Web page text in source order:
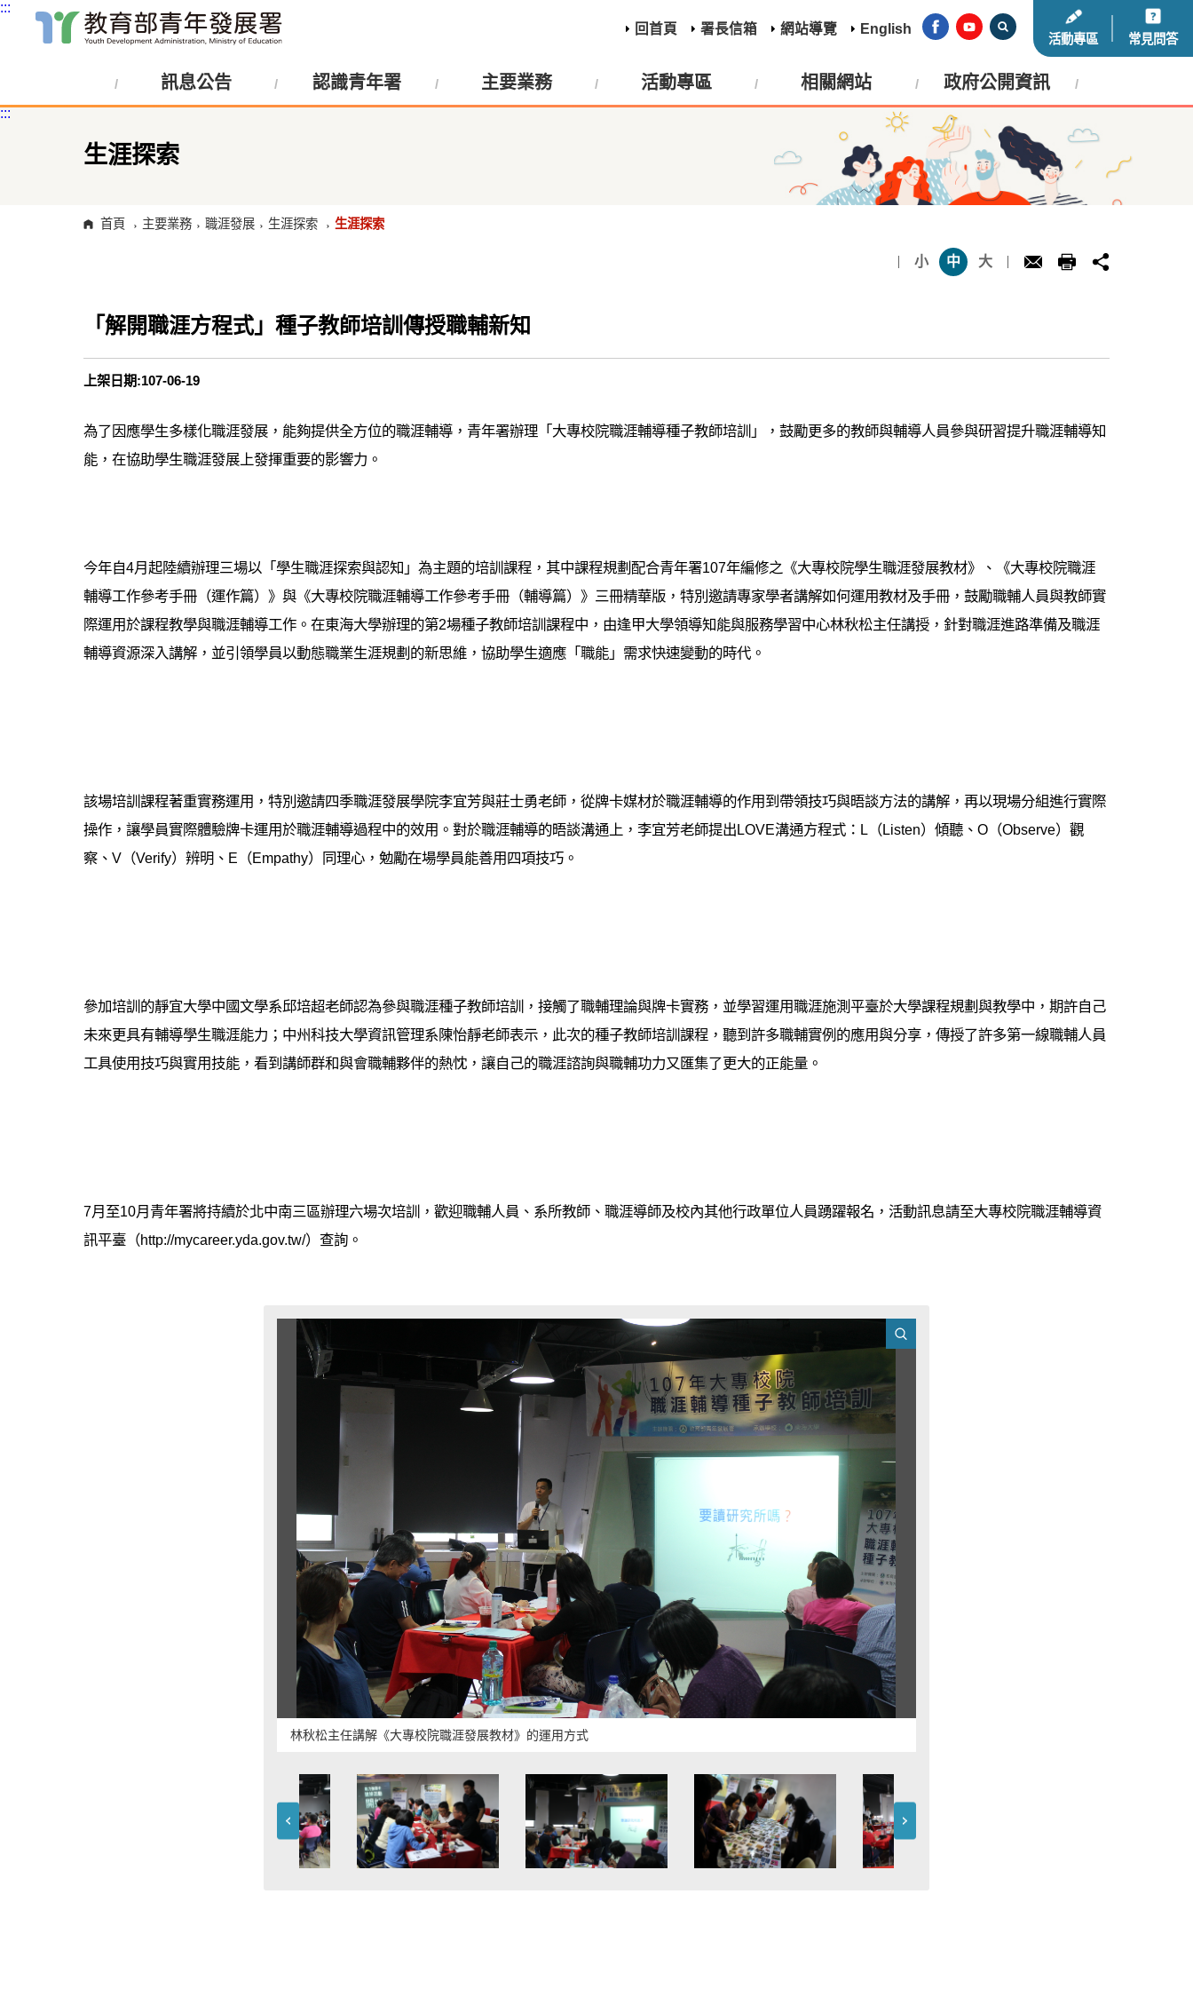
容
:::
回首頁
署長信箱 網站導覽 English
活動專區 常見問答
訊息公告 認識青年署 主要業務 活動專區 相關網站 政府公開資訊
:::
生涯探索
首頁 主要業務 職涯發展 生涯探索 生涯探索
小 中 大
「解開職涯方程式」種子教師培訓傳授職輔新知
上架日期:107-06-19
為了因應學生多樣化職涯發展，能夠提供全方位的職涯輔導，青年署辦理「大專校院職涯輔導種子教師培訓」，鼓勵更多的教師與輔導人員參與研習提升職涯輔導知
能，在協助學生職涯發展上發揮重要的影響力。
今年自4月起陸續辦理三場以「學生職涯探索與認知」為主題的培訓課程，其中課程規劃配合青年署107年編修之《大專校院學生職涯發展教材》、《大專校院職涯
輔導工作參考手冊（運作篇）》與《大專校院職涯輔導工作參考手冊（輔導篇）》三冊精華版，特別邀請專家學者講解如何運用教材及手冊，鼓勵職輔人員與教師實
際運用於課程教學與職涯輔導工作。在東海大學辦理的第2場種子教師培訓課程中，由逢甲大學領導知能與服務學習中心林秋松主任講授，針對職涯進路準備及職涯
輔導資源深入講解，並引領學員以動態職業生涯規劃的新思維，協助學生適應「職能」需求快速變動的時代。
該場培訓課程著重實務運用，特別邀請四季職涯發展學院李宜芳與莊士勇老師，從牌卡媒材於職涯輔導的作用到帶領技巧與晤談方法的講解，再以現場分組進行實際
操作，讓學員實際體驗牌卡運用於職涯輔導過程中的效用。對於職涯輔導的晤談溝通上，李宜芳老師提出LOVE溝通方程式：L（Listen）傾聽、O（Observe）觀
察、V（Verify）辨明、E（Empathy）同理心，勉勵在場學員能善用四項技巧。
參加培訓的靜宜大學中國文學系邱培超老師認為參與職涯種子教師培訓，接觸了職輔理論與牌卡實務，並學習運用職涯施測平臺於大學課程規劃與教學中，期許自己
未來更具有輔導學生職涯能力；中州科技大學資訊管理系陳怡靜老師表示，此次的種子教師培訓課程，聽到許多職輔實例的應用與分享，傳授了許多第一線職輔人員
工具使用技巧與實用技能，看到講師群和與會職輔夥伴的熱忱，讓自己的職涯諮詢與職輔功力又匯集了更大的正能量。
7月至10月青年署將持續於北中南三區辦理六場次培訓，歡迎職輔人員、系所教師、職涯導師及校內其他行政單位人員踴躍報名，活動訊息請至大專校院職涯輔導資
訊平臺（http://mycareer.yda.gov.tw/）查詢。
林秋松主任講解《大專校院職涯發展教材》的運用方式